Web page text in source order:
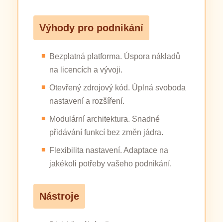
Výhody pro podnikání
Bezplatná platforma. Úspora nákladů
na licencích a vývoji.
Otevřený zdrojový kód. Úplná svoboda
nastavení a rozšíření.
Modulární architektura. Snadné
přidávání funkcí bez změn jádra.
Flexibilita nastavení. Adaptace na
jakékoli potřeby vašeho podnikání.
Nástroje